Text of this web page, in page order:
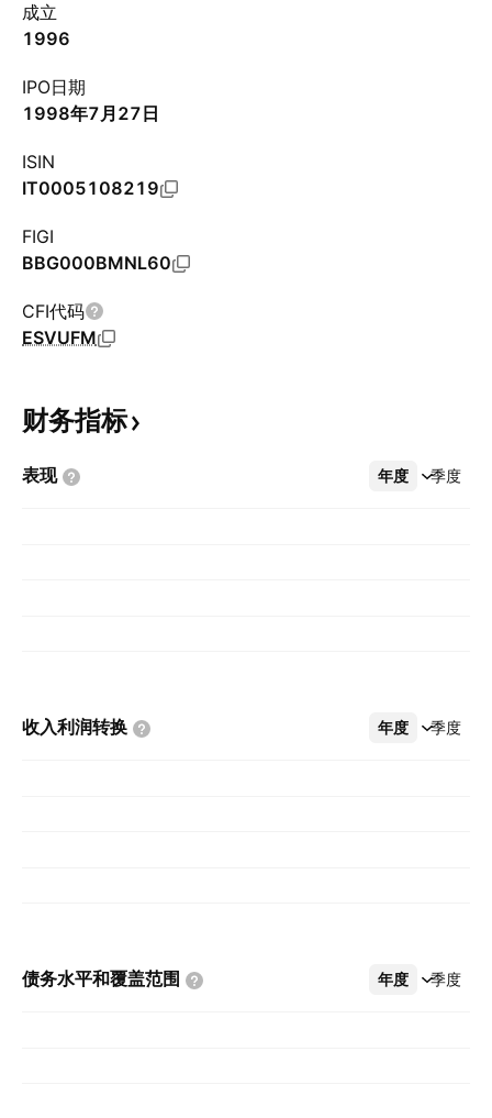
成立
1996
IPO日期
1998年7月27日
ISIN
IT0005108219
FIGI
BBG000BMNL60
CFI代码
ESVUFM
财务指标
表现 年度 季度
更多
收入利润转换 年度 季度
更多
债务水平和覆盖范围 年度 季度
更多